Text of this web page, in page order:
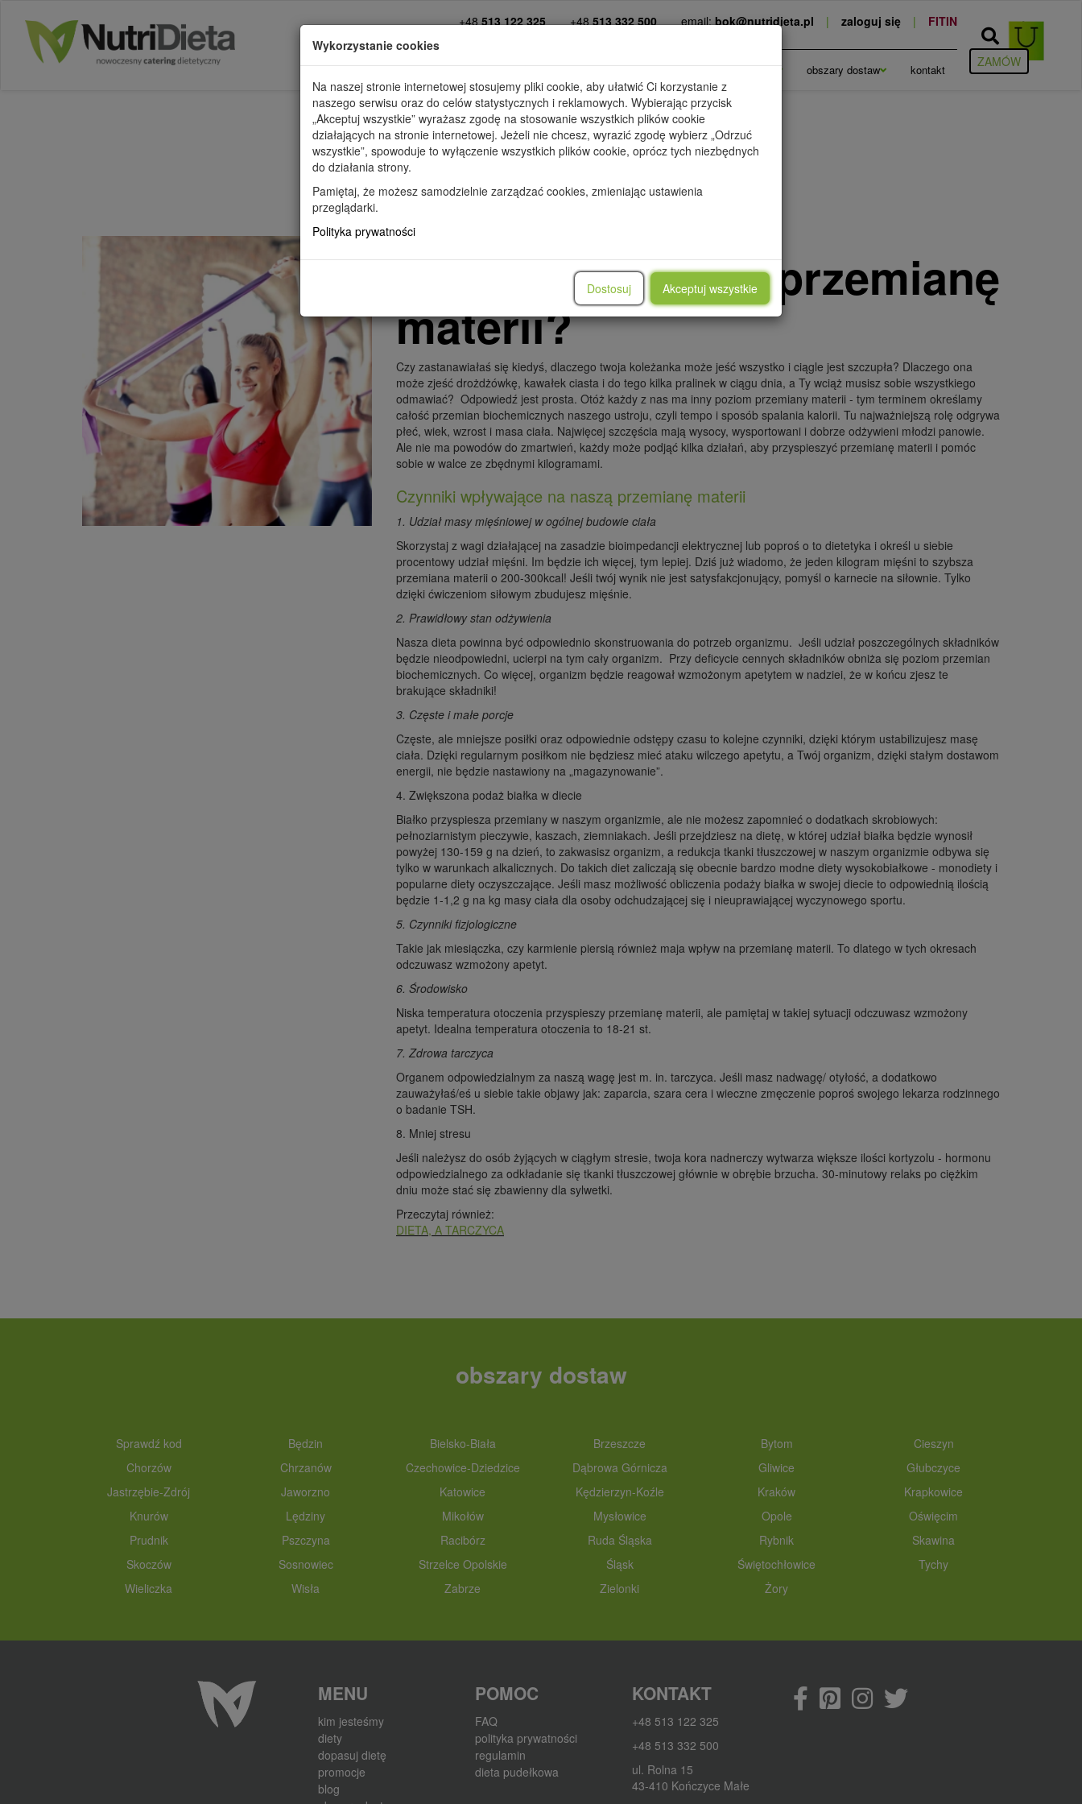
+48513 122 325 +48513 332 500 email:bok@nutridieta.pl | zaloguj się | FITIN
kim jesteśmy diety dopasuj dietę promocje blog obszary dostaw kontakt
ZAMÓW
Jak przyspieszyć przemianę
materii?
Czy zastanawiałaś się kiedyś, dlaczego twoja koleżanka może jeść wszystko i ciągle jest szczupła? Dlaczego ona
może zjeść drożdżówkę, kawałek ciasta i do tego kilka pralinek w ciągu dnia, a Ty wciąż musisz sobie wszystkiego
odmawiać? Odpowiedź jest prosta. Otóż każdy z nas ma inny poziom przemiany materii - tym terminem określamy
całość przemian biochemicznych naszego ustroju, czyli tempo i sposób spalania kalorii. Tu najważniejszą rolę odgrywa
płeć, wiek, wzrost i masa ciała. Najwięcej szczęścia mają wysocy, wysportowani i dobrze odżywieni młodzi panowie.
Ale nie ma powodów do zmartwień, każdy może podjąć kilka działań, aby przyspieszyć przemianę materii i pomóc
sobie w walce ze zbędnymi kilogramami.
Czynniki wpływające na naszą przemianę materii
1. Udział masy mięśniowej w ogólnej budowie ciała
Skorzystaj z wagi działającej na zasadzie bioimpedancji elektrycznej lub poproś o to dietetyka i określ u siebie
procentowy udział mięśni. Im będzie ich więcej, tym lepiej. Dziś już wiadomo, że jeden kilogram mięśni to szybsza
przemiana materii o 200-300kcal! Jeśli twój wynik nie jest satysfakcjonujący, pomyśl o karnecie na siłownie. Tylko
dzięki ćwiczeniom siłowym zbudujesz mięśnie.
2. Prawidłowy stan odżywienia
Nasza dieta powinna być odpowiednio skonstruowania do potrzeb organizmu. Jeśli udział poszczególnych składników
będzie nieodpowiedni, ucierpi na tym cały organizm. Przy deficycie cennych składników obniża się poziom przemian
biochemicznych. Co więcej, organizm będzie reagował wzmożonym apetytem w nadziei, że w końcu zjesz te
brakujące składniki!
3. Częste i małe porcje
Częste, ale mniejsze posiłki oraz odpowiednie odstępy czasu to kolejne czynniki, dzięki którym ustabilizujesz masę
ciała. Dzięki regularnym posiłkom nie będziesz mieć ataku wilczego apetytu, a Twój organizm, dzięki stałym dostawom
energii, nie będzie nastawiony na „magazynowanie”.
4. Zwiększona podaż białka w diecie
Białko przyspiesza przemiany w naszym organizmie, ale nie możesz zapomnieć o dodatkach skrobiowych:
pełnoziarnistym pieczywie, kaszach, ziemniakach. Jeśli przejdziesz na dietę, w której udział białka będzie wynosił
powyżej 130-159 g na dzień, to zakwasisz organizm, a redukcja tkanki tłuszczowej w naszym organizmie odbywa się
tylko w warunkach alkalicznych. Do takich diet zaliczają się obecnie bardzo modne diety wysokobiałkowe - monodiety i
popularne diety oczyszczające. Jeśli masz możliwość obliczenia podaży białka w swojej diecie to odpowiednią ilością
będzie 1-1,2 g na kg masy ciała dla osoby odchudzającej się i nieuprawiającej wyczynowego sportu.
5. Czynniki fizjologiczne
Takie jak miesiączka, czy karmienie piersią również maja wpływ na przemianę materii. To dlatego w tych okresach
odczuwasz wzmożony apetyt.
6. Środowisko
Niska temperatura otoczenia przyspieszy przemianę materii, ale pamiętaj w takiej sytuacji odczuwasz wzmożony
apetyt. Idealna temperatura otoczenia to 18-21 st.
7. Zdrowa tarczyca
Organem odpowiedzialnym za naszą wagę jest m. in. tarczyca. Jeśli masz nadwagę/ otyłość, a dodatkowo
zauważyłaś/eś u siebie takie objawy jak: zaparcia, szara cera i wieczne zmęczenie poproś swojego lekarza rodzinnego
o badanie TSH.
8. Mniej stresu
Jeśli należysz do osób żyjących w ciągłym stresie, twoja kora nadnerczy wytwarza większe ilości kortyzolu - hormonu
odpowiedzialnego za odkładanie się tkanki tłuszczowej głównie w obrębie brzucha. 30-minutowy relaks po ciężkim
dniu może stać się zbawienny dla sylwetki.
Przeczytaj również:
DIETA, A TARCZYCA
obszary dostaw
Sprawdź kod Będzin Bielsko-Biała Brzeszcze Bytom
Cieszyn
Chorzów
Chrzanów Czechowice-Dziedzice Dąbrowa Górnicza Gliwice
Głubczyce
Jastrzębie-Zdrój
Jaworzno Katowice Kędzierzyn-Koźle Kraków
Krapkowice
Knurów
Lędziny Mikołów Mysłowice Opole
Oświęcim
Prudnik
Pszczyna Racibórz Ruda Śląska Rybnik
Skawina
Skoczów
Sosnowiec Strzelce Opolskie Śląsk Świętochłowice
Tychy
Wieliczka
Wisła Zabrze Zielonki Żory
MENU
kim jesteśmy
diety
dopasuj dietę
promocje
blog
POMOC
FAQ
polityka prywatności
regulamin
dieta pudełkowa
KONTAKT
+48 513 122 325
+48 513 332 500
ul. Rolna 15
43-410 Kończyce Małe
Wykorzystanie cookies
Na naszej stronie internetowej stosujemy pliki cookie, aby ułatwić Ci korzystanie z
naszego serwisu oraz do celów statystycznych i reklamowych. Wybierając przycisk
„Akceptuj wszystkie” wyrażasz zgodę na stosowanie wszystkich plików cookie
działających na stronie internetowej. Jeżeli nie chcesz, wyrazić zgodę wybierz „Odrzuć
wszystkie”, spowoduje to wyłączenie wszystkich plików cookie, oprócz tych niezbędnych
do działania strony.
Pamiętaj, że możesz samodzielnie zarządzać cookies, zmieniając ustawienia
przeglądarki.
Polityka prywatności
Dostosuj Akceptuj wszystkie